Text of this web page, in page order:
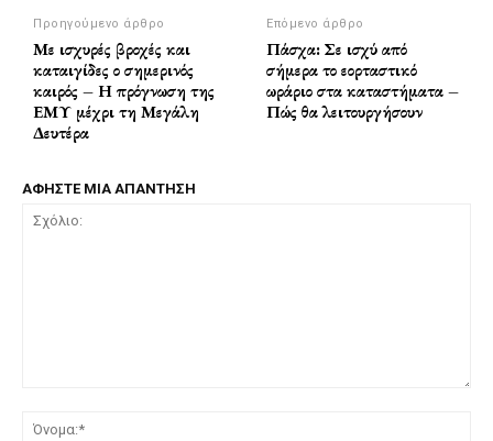
Προηγούμενο άρθρο
Με ισχυρές βροχές και
καταιγίδες ο σημερινός
καιρός – Η πρόγνωση της
ΕΜΥ μέχρι τη Μεγάλη
Δευτέρα
Επόμενο άρθρο
Πάσχα: Σε ισχύ από
σήμερα το εορταστικό
ωράριο στα καταστήματα –
Πώς θα λειτουργήσουν
ΑΦΗΣΤΕ ΜΙΑ ΑΠΑΝΤΗΣΗ